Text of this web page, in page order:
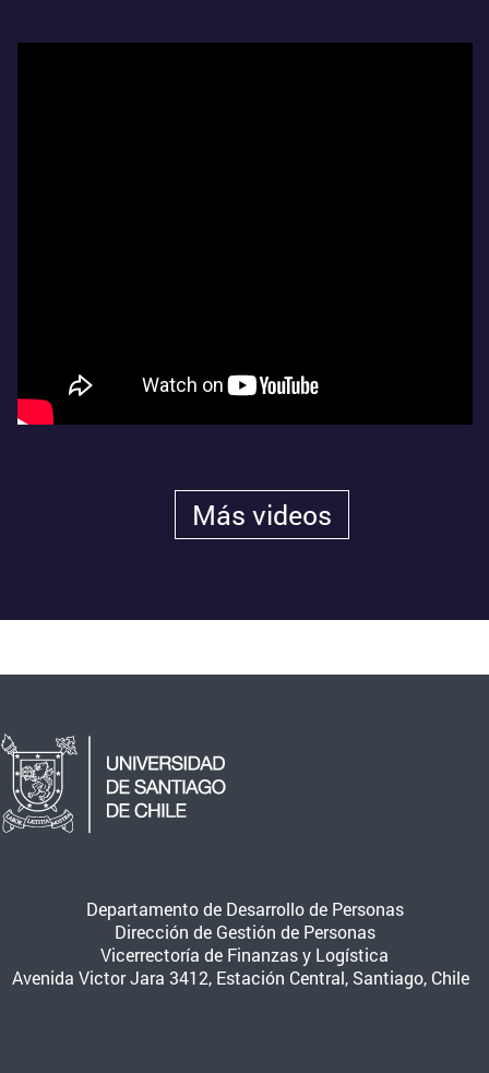
Más videos
Departamento de Desarrollo de Personas
Dirección de Gestión de Personas
Vicerrectoría de Finanzas y Logística
Avenida Victor Jara 3412, Estación Central, Santiago, Chile